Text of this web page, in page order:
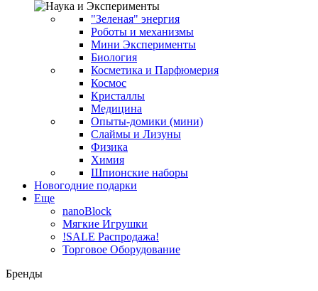
"Зеленая" энергия
Роботы и механизмы
Мини Эксперименты
Биология
Косметика и Парфюмерия
Космос
Кристаллы
Медицина
Опыты-домики (мини)
Слаймы и Лизуны
Физика
Химия
Шпионские наборы
Новогодние подарки
Еще
nanoBlock
Мягкие Игрушки
!SALE Распродажа!
Торговое Оборудование
Бренды